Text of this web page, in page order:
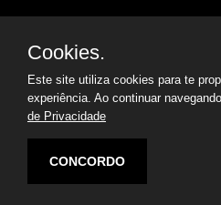
© 2019 Jorge
Advogados.
Argon |
Cookies.
Este site utiliza cookies para te
experiência. Ao continuar
de Privacidade
CONCORDO